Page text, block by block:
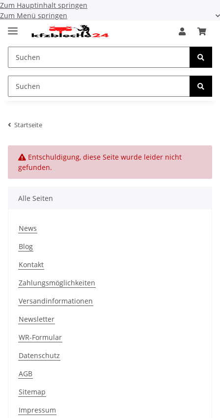
Zum Hauptinhalt springen
Zum Menü springen
Startseite
x
Entschuldigung, diese Seite wurde leider nicht
gefunden.
Alle Seiten
News
Blog
Kontakt
Zahlungsmöglichkeiten
Versandinformationen
Newsletter
WR-Formular
Datenschutz
AGB
Sitemap
Impressum